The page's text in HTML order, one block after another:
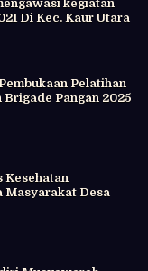
kegiatan
Di Kec. Kaur Utara
Pelatihan
Brigade Pangan 2025
Kesehatan
Masyarakat Desa